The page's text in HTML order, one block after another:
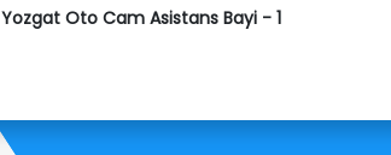
Yozgat Oto Cam Asistans Bayi - 1